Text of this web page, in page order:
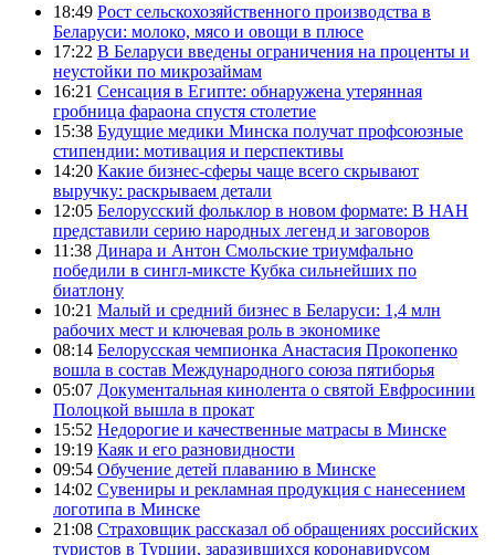
18:49 Рост сельскохозяйственного производства в
Беларуси: молоко, мясо и овощи в плюсе
17:22 В Беларуси введены ограничения на проценты и
неустойки по микрозаймам
16:21 Сенсация в Египте: обнаружена утерянная
гробница фараона спустя столетие
15:38 Будущие медики Минска получат профсоюзные
стипендии: мотивация и перспективы
14:20 Какие бизнес-сферы чаще всего скрывают
выручку: раскрываем детали
12:05 Белорусский фольклор в новом формате: В НАН
представили серию народных легенд и заговоров
11:38 Динара и Антон Смольские триумфально
победили в сингл-миксте Кубка сильнейших по
биатлону
10:21 Малый и средний бизнес в Беларуси: 1,4 млн
рабочих мест и ключевая роль в экономике
08:14 Белорусская чемпионка Анастасия Прокопенко
вошла в состав Международного союза пятиборья
05:07 Документальная кинолента о святой Евфросинии
Полоцкой вышла в прокат
15:52 Недорогие и качественные матрасы в Минске
19:19 Каяк и его разновидности
09:54 Обучение детей плаванию в Минске
14:02 Сувениры и рекламная продукция с нанесением
логотипа в Минске
21:08 Страховщик рассказал об обращениях российских
туристов в Турции, заразившихся коронавирусом